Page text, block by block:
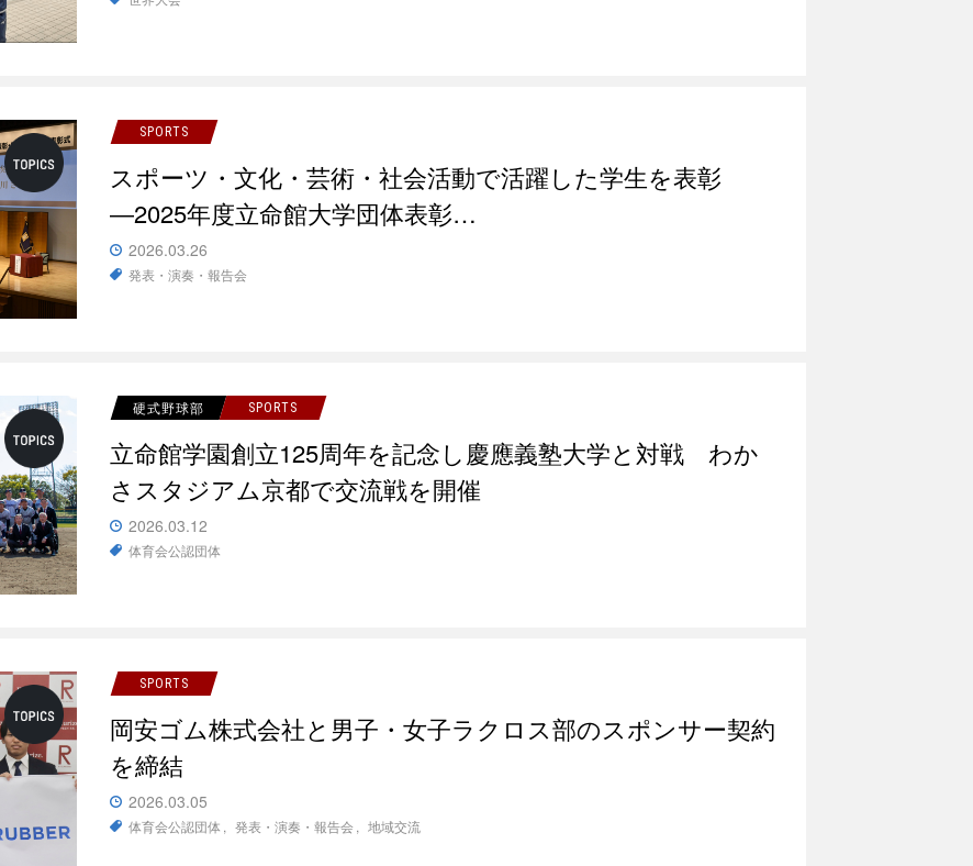
SPORTS
スポーツ・文化・芸術・社会活動で活躍した学生を表彰
―2025年度立命館大学団体表彰…
2026.03.26
発表・演奏・報告会
硬式野球部 SPORTS
立命館学園創立125周年を記念し慶應義塾大学と対戦 わか
さスタジアム京都で交流戦を開催
2026.03.12
体育会公認団体
SPORTS
岡安ゴム株式会社と男子・女子ラクロス部のスポンサー契約
を締結
2026.03.05
体育会公認団体 発表・演奏・報告会 地域交流